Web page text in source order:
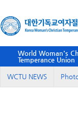
World Woman's
Temperance Union
WCTU NEWS